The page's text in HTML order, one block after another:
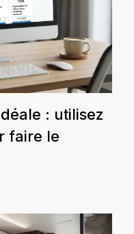
: utilisez
faire le